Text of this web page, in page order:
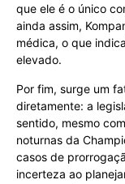
que ele é o único
ainda assim,
médica, o que
elevado.
Por fim, surge um
diretamente: a
sentido, mesmo
noturnas da
casos de
incerteza ao